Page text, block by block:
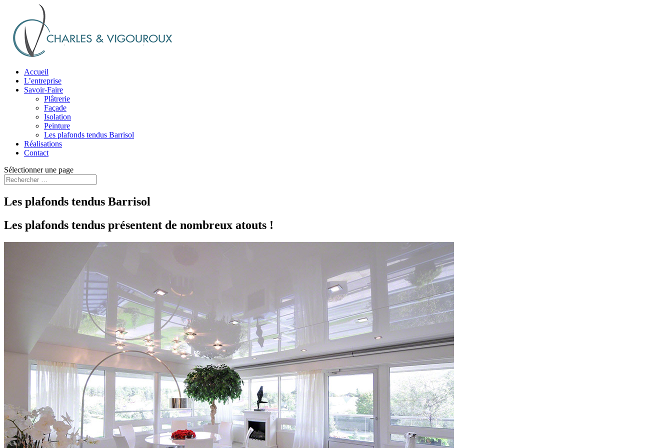
Accueil
L’entreprise
Savoir-Faire
Plâtrerie
Façade
Isolation
Peinture
Les plafonds tendus Barrisol
Réalisations
Contact
Sélectionner une page
Les plafonds tendus Barrisol
Les plafonds tendus présentent de nombreux atouts !